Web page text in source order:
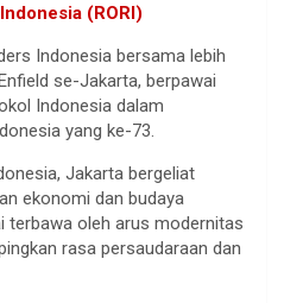
(RORI)
Indonesia bersama lebih
se-Jakarta, berpawai
Indonesia dalam
yang ke-73.
Jakarta bergeliat
ekonomi dan budaya
terbawa oleh arus modernitas
rasa persaudaraan dan